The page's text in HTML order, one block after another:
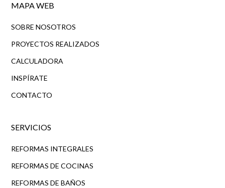
MAPA WEB
SOBRE NOSOTROS
PROYECTOS REALIZADOS
CALCULADORA
INSPÍRATE
CONTACTO
SERVICIOS
REFORMAS INTEGRALES
REFORMAS DE COCINAS
REFORMAS DE BAÑOS